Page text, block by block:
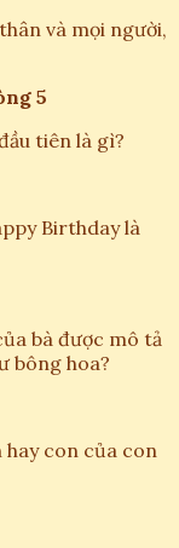
và mọi người,
5
tiên là gì?
Birthday là
bà được mô tả
bông hoa?
hay con của con